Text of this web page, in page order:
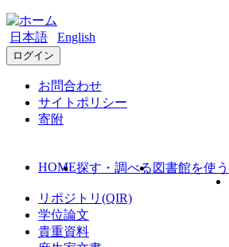
日本語 English
ログイン
お問合わせ
サイトポリシー
寄附
HOME探す・調べる 図書館を使う
リポジトリ(QIR)
学位論文
貴重資料